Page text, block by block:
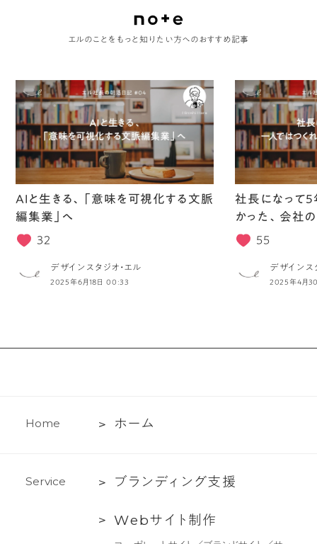
エルのことをもっと知りたい方へのおすすめ記事
AIと生きる、「意味を可視化する文脈
編集業」へ
32
デザインスタジオ・エル
2025年6月18日 00:33
社長になって5
かった、会社
55
デザインス
2025年4月
Home
ホ
ホーム
Service
ブ
ン
ブラ ン ディ ン グ支援
Web
Webサ イ ト 制 作